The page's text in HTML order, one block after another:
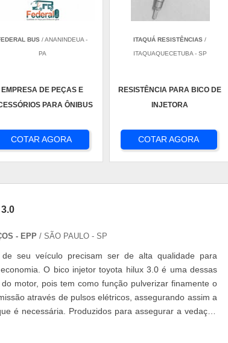
BUS / ANANINDEUA -
PA
EMPRESA DE PEÇAS E
PARA ÔNIBUS
COTAR AGORA
ITAQUÁ RESISTÊNCIAS /
ITAQUAQUECETUBA - SP
RESISTÊNCIA PARA BICO DE
INJETORA
COTAR AGORA
- EPP / SÃO PAULO - SP
seu veículo precisam ser de alta qualidade para
O bico injetor toyota hilux 3.0 é uma dessas
motor, pois tem como função pulverizar finamente o
através de pulsos elétricos, assegurando assim a
é necessária. Produzidos para assegurar a vedação